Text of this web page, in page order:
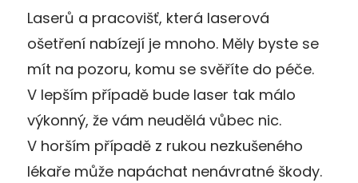
Laserů a pracovišť, která laserová
ošetření nabízejí je mnoho. Měly byste se
mít na pozoru, komu se svěříte do péče.
V lepším případě bude laser tak málo
výkonný, že vám neudělá vůbec nic.
V horším případě z rukou nezkušeného
lékaře může napáchat nenávratné škody.